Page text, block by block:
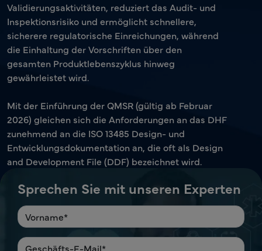
Validierungsaktivitäten, reduziert das Audit- und
Inspektionsrisiko und ermöglicht schnellere,
sicherere regulatorische Einreichungen, während
die Einhaltung der Vorschriften über den
gesamten Produktlebenszyklus hinweg
gewährleistet wird.
Mit der Einführung der QMSR (gültig ab Februar
2026) gleichen sich die Anforderungen an das DHF
zunehmend an die ISO 13485 Design- und
Entwicklungsdokumentation an, die oft als Design
and Development File (DDF) bezeichnet wird.
Sprechen Sie mit unseren Experten